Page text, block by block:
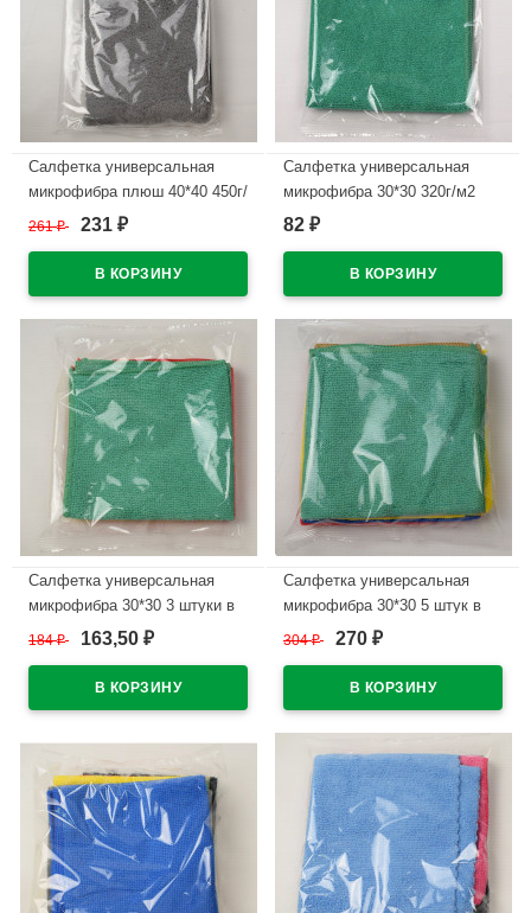
Салфетка универсальная
микрофибра плюш 40*40 450г/
м2 1шт/уп серая арт.55-9093
261₽ 231 ₽
Салфетка универсальная
микрофибра 30*30 320г/м2
1шт/уп зеленая арт.55-9166
82 ₽
Салфетка универсальная
микрофибра 30*30 3 штуки в
наборе 220г/м2 микс арт.55-
184₽ 163,50 ₽
Салфетка универсальная
микрофибра 30*30 5 штук в
наборе 220г/м2 микс арт.55-
304₽ 270 ₽